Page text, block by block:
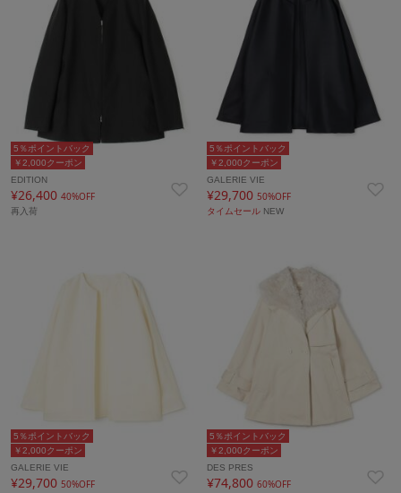
￥2,000クーポン
5％ポイントバック
EDITION
¥26,400 40%OFF
再入荷
￥2,000クーポン
5％ポイントバック
GALERIE VIE
¥29,70050%OFF
タイムセール NEW
￥2,000クーポン
5％ポイントバック
GALERIE VIE
¥29,700 50%OFF
￥2,000クーポン
5％ポイントバック
DES PRES
¥74,80060%OFF